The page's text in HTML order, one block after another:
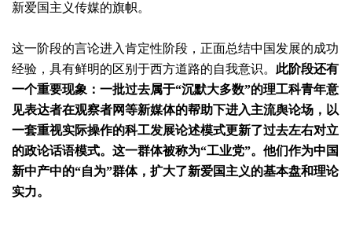
新爱国主义传媒的旗帜。
这一阶段的言论进入肯定性阶段，正面总结中国发展的成功
经验，具有鲜明的区别于西方道路的自我意识。 此阶段还有
一个重要现象：一批过去属于“沉默大多数”的理工科青年意
见表达者在观察者网等新媒体的帮助下进入主流舆论场，以
一套重视实际操作的科工发展论述模式更新了过去左右对立
的政论话语模式。这一群体被称为“工业党”。他们作为中国
新中产中的“自为”群体，扩大了新爱国主义的基本盘和理论
实力。